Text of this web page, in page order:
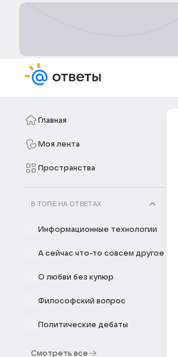
Главная
Моя лента
Пространства
В ТОПЕ НА ОТВЕТАХ
Информационные технологии
А сейчас что-то совсем другое
О любви без купюр
Философский вопрос
Политические дебаты
Смотреть все